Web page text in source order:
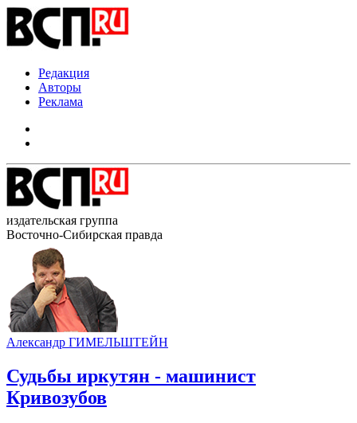
Редакция
Авторы
Реклама
издательская группа
Восточно-Сибирская правда
Александр ГИМЕЛЬШТЕЙН
Судьбы иркутян - машинист
Кривозубов